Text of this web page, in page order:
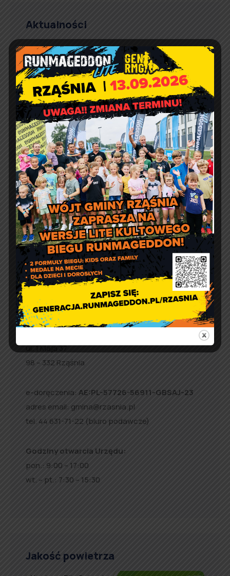
Aktualności
Artur Ruka Comment off
Dzień Sportu w Reklach
Artur Ruka Comment off
Nieodpłatna pomoc prawna,
poradnictwo obywatelskie,
mediacja oraz edukacja
prawna w 2026 r.
Artur Ruka Comment off
Informacja o wydawaniu
żywności w ramach Programu
Fundusze Europejskie na
Pomoc Żywnościową
Kontakt
ul. 1 Maja 37
98 – 332 Rząśnia
e-doręczenia: AE:PL-57726-56911-GBSAJ-23
adres email: gmina@rzasnia.pl
tel. 44 631-71-22 (biuro podawcze)
Godziny otwarcia Urzędu:
pon.: 9:00 – 17:00
wt. – pt.: 7:30 – 15:30
Jakość powietrza